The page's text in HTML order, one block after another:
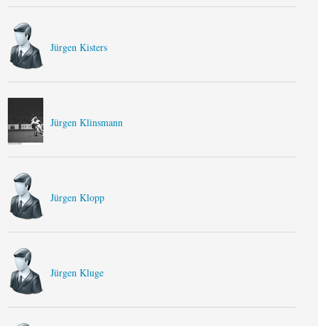
Jürgen Kisters
Jürgen Klinsmann
Jürgen Klopp
Jürgen Kluge